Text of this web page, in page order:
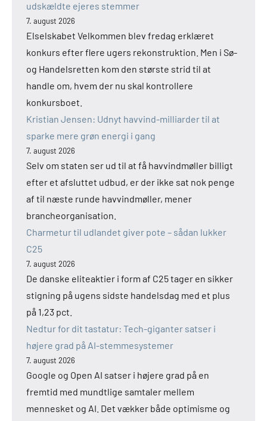
udskældte ejeres stemmer
7. august 2026
Elselskabet Velkommen blev fredag erklæret
konkurs efter flere ugers rekonstruktion. Men i Sø-
og Handelsretten kom den største strid til at
handle om, hvem der nu skal kontrollere
konkursboet.
Kristian Jensen: Udnyt havvind-milliarder til at
sparke mere grøn energi i gang
7. august 2026
Selv om staten ser ud til at få havvindmøller billigt
efter et afsluttet udbud, er der ikke sat nok penge
af til næste runde havvindmøller, mener
brancheorganisation.
Charmetur til udlandet giver pote – sådan lukker
C25
7. august 2026
De danske eliteaktier i form af C25 tager en sikker
stigning på ugens sidste handelsdag med et plus
på 1,23 pct.
Nedtur for dit tastatur: Tech-giganter satser i
højere grad på AI-stemmesystemer
7. august 2026
Google og Open AI satser i højere grad på en
fremtid med mundtlige samtaler mellem
mennesket og AI. Det vækker både optimisme og